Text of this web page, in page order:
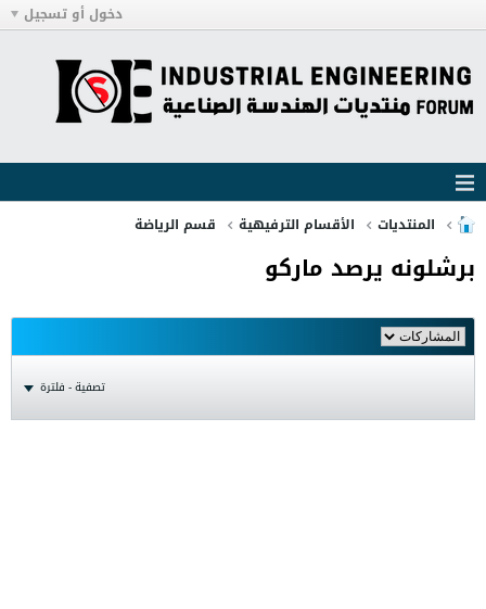
دخول أو تسجيل
المنتديات الأقسام الترفيهية قسم الرياضة
برشلونه يرصد ماركو
تصفية - فلترة